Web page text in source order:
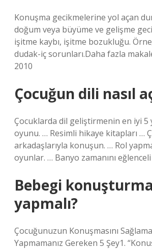
Konuşma gecikmelerine yol açan
doğum veya büyüme ve gelişme
işitme kaybı, işitme bozukluğu.
dudak-iç sorunları.Daha fazla
2010
Çocuğun dili nasıl
Çocuklarda dil geliştirmenin en iyi 5
oyunu. … Resimli hikaye kitapları …
arkadaşlarıyla konuşun. … Rol
oyunlar. … Banyo zamanını
Bebegi
yapmalı?
Çocuğunuzun Konuşmasını
Yapmamanız Gereken 5 Şey1.